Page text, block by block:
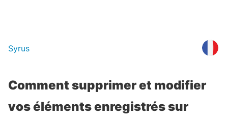
Syrus
Comment supprimer et modifier
vos éléments enregistrés sur